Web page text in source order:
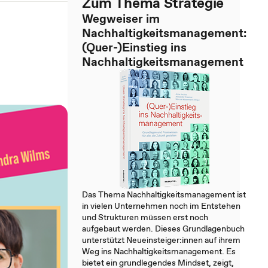
Wegweiser im
Nachhaltigkeitsmanagement:
(Quer-)Einstieg ins
Nachhaltigkeitsmanagement
Das Thema Nachhaltigkeitsmanagement ist
in vielen Unternehmen noch im Entstehen
und Strukturen müssen erst noch
aufgebaut werden. Dieses Grundlagenbuch
unterstützt Neueinsteiger:innen auf ihrem
Weg ins Nachhaltigkeitsmanagement. Es
bietet ein grundlegendes Mindset, zeigt,